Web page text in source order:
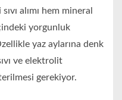
alımı hem mineral
yorgunluk
yaz aylarına denk
ve elektrolit
gerekiyor.